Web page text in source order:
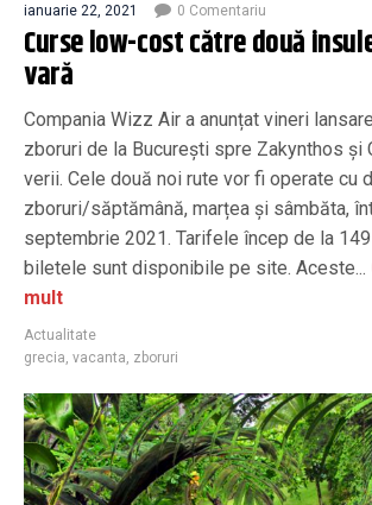
ianuarie 22, 2021 0 Comentariu
Curse low-cost către două
vară
Compania Wizz Air a anunțat vineri
zboruri de la București spre Zakynthos și
verii. Cele două noi rute vor fi operate cu
zboruri/săptămână, marțea și sâmbăta,
septembrie 2021. Tarifele încep de la
biletele sunt disponibile pe site. Aceste...
mult
Actualitate
grecia, vacanta, zboruri